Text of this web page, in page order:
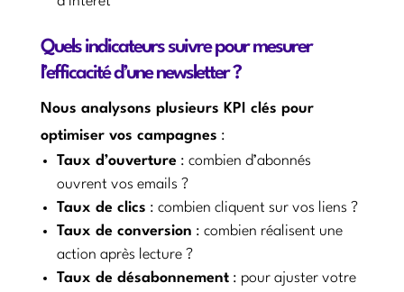
Quels indicateurs suivre pour mesurer
l’efficacité d’une newsletter ?
Nous analysons plusieurs KPI clés pour
optimiser vos campagnes :
Taux d’ouverture : combien d’abonnés
ouvrent vos emails ?
Taux de clics : combien cliquent sur vos liens ?
Taux de conversion : combien réalisent une
action après lecture ?
Taux de désabonnement: pour ajuster votre